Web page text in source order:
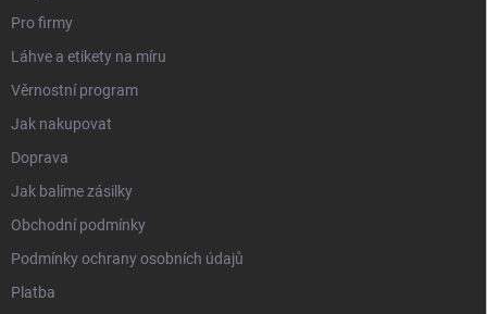
Pro firmy
Láhve a etikety na míru
Věrnostní program
Jak nakupovat
Doprava
Jak balíme zásilky
Obchodní podmínky
Podmínky ochrany osobních údajů
Platba